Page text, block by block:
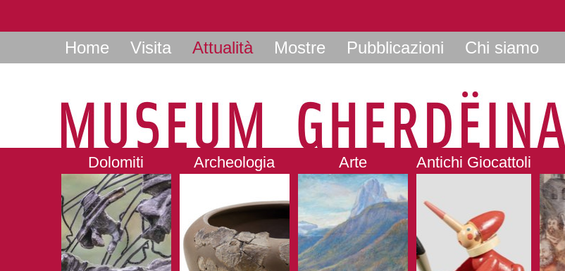
Home Visita Attualità Mostre Pubblicazioni Chi siamo
Dolomiti Archeologia Arte Antichi Giocattoli